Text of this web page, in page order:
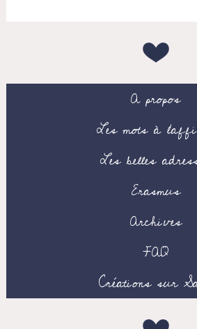
A propos
Les mots à
Les belles
Erasmus
Archives
FAQ
Créations sur